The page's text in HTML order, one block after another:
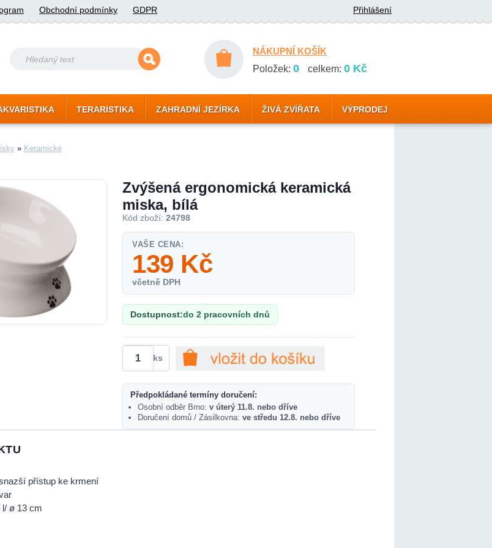
Obchodní podmínky GDPR Přihlášení
NÁKUPNÍ KOŠÍK
Položek: 0 celkem: 0 Kč
TERARISTIKA ZAHRADNÍ JEZÍRKA ŽIVÁ ZVÍŘATA VÝPRODEJ
» Keramické
Zvýšená ergonomická keramická
miska, bílá
Kód zboží: 24798
VAŠE CENA:
139 Kč
včetně DPH
Dostupnost:do 2 pracovních dnů
ks
Předpokládané termíny doručení:
Osobní odběr Brno: v úterý 11.8. nebo dříve
Doručení domů / Zásilkovna: ve středu 12.8. nebo dříve
přístup ke krmení
l/ ø 13 cm